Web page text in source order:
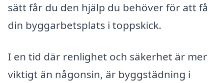
sätt får du den hjälp du behöver för att få
din byggarbetsplats i toppskick.
I en tid där renlighet och säkerhet är mer
viktigt än någonsin, är byggstädning i